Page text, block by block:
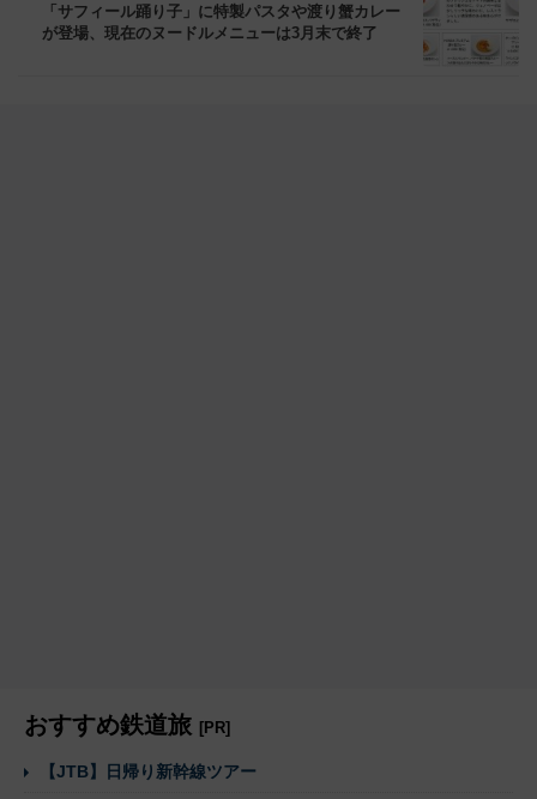
「サフィール踊り子」に特製パスタや渡り蟹カレー
が登場、現在のヌードルメニューは3月末で終了
おすすめ鉄道旅 [PR]
【JTB】日帰り新幹線ツアー